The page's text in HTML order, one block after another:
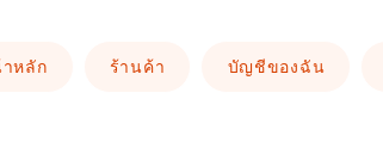
หลัก ร้านค้า บัญชีของฉัน